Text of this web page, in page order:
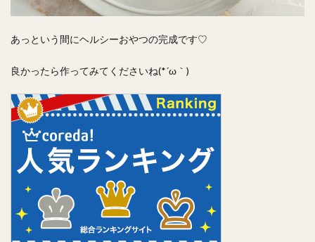
あっという間にヘルシーおやつの完成です♡
良かったら作ってみてくださいね(*´ω｀)